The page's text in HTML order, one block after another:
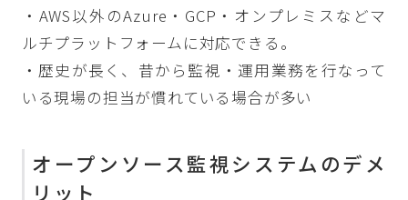
・AWS以外のAzure・GCP・オンプレミスなどマ
ルチプラットフォームに対応できる。
・歴史が長く、昔から監視・運用業務を行なって
いる現場の担当が慣れている場合が多い
オープンソース監視システムのデメ
リット